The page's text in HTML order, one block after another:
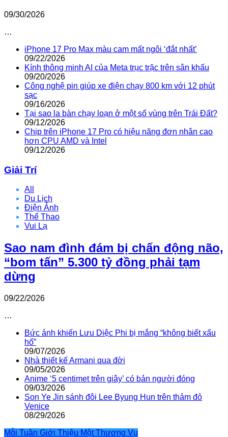
09/30/2026
…
iPhone 17 Pro Max màu cam mất ngôi ‘đắt nhất’
09/22/2026
Kính thông minh AI của Meta trục trặc trên sân khấu
09/20/2026
Công nghệ pin giúp xe điện chạy 800 km với 12 phút
sạc
09/16/2026
Tại sao la bàn chạy loạn ở một số vùng trên Trái Đất?
09/12/2026
Chip trên iPhone 17 Pro có hiệu năng đơn nhân cao
hơn CPU AMD và Intel
09/12/2026
Giải Trí
All
Du Lịch
Điện Ảnh
Thể Thao
Vui Lạ
Sao nam đình đám bị chấn động não,
“bom tấn” 5.300 tỷ đồng phải tạm
dừng
09/22/2026
…
Bức ảnh khiến Lưu Diệc Phi bị mắng “không biết xấu
hổ”
09/07/2026
Nhà thiết kế Armani qua đời
09/05/2026
Anime ‘5 centimet trên giây’ có bản người đóng
09/03/2026
Son Ye Jin sánh đôi Lee Byung Hun trên thảm đỏ
Venice
08/29/2026
Mỗi Tuần Giới Thiệu Một Thương Vụ